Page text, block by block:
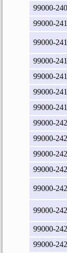
99000-
99000-
99000-
99000-
99000-
99000-
99000-
99000-
99000-
99000-
99000-
99000-
99000-
99000-
99000-